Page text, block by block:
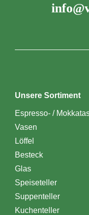
Unsere Sortiment
Espresso- /
Vasen
Löffel
Besteck
Glas
Speiseteller
Suppenteller
Kuchenteller